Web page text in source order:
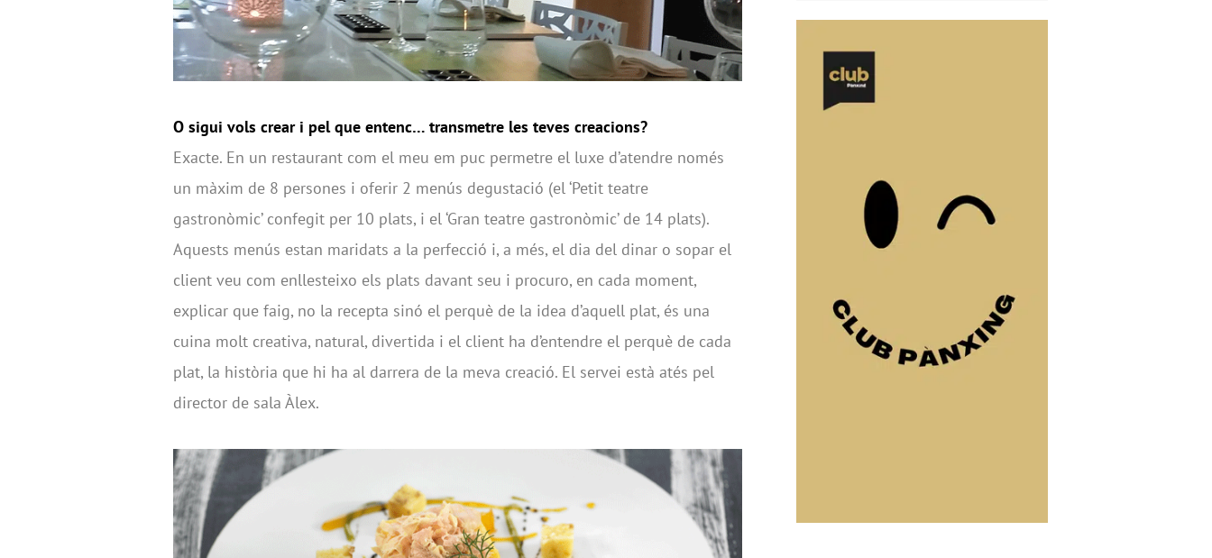
O sigui vols crear i pel que entenc… transmetre les teves creacions?
Exacte. En un restaurant com el meu em puc permetre el luxe d’atendre només
un màxim de 8 persones i oferir 2 menús degustació (el ‘Petit teatre
gastronòmic’ confegit per 10 plats, i el ‘Gran teatre gastronòmic’ de 14 plats).
Aquests menús estan maridats a la perfecció i, a més, el dia del dinar o sopar el
client veu com enllesteixo els plats davant seu i procuro, en cada moment,
explicar que faig, no la recepta sinó el perquè de la idea d’aquell plat, és una
cuina molt creativa, natural, divertida i el client ha d’entendre el perquè de cada
plat, la història que hi ha al darrera de la meva creació. El servei està atés pel
director de sala Àlex.